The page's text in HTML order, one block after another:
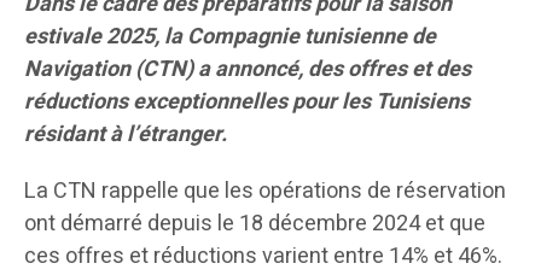
estivale 2025, la Compagnie tunisienne de
Navigation (CTN) a annoncé, des offres et des
réductions exceptionnelles pour les Tunisiens
résidant à l’étranger.
La CTN rappelle que les opérations de réservation
ont démarré depuis le 18 décembre 2024 et que
ces offres et réductions varient entre 14% et 46%.